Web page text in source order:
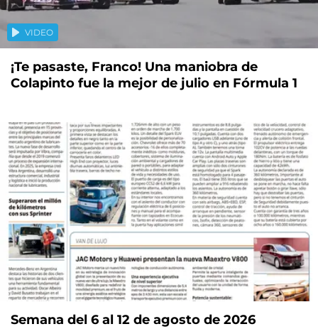
VIDEO
¡Te pasaste, Franco! Una maniobra de
Colapinto fue la mejor de julio en Fórmula 1
Semana del 6 al 12 de agosto de 2026